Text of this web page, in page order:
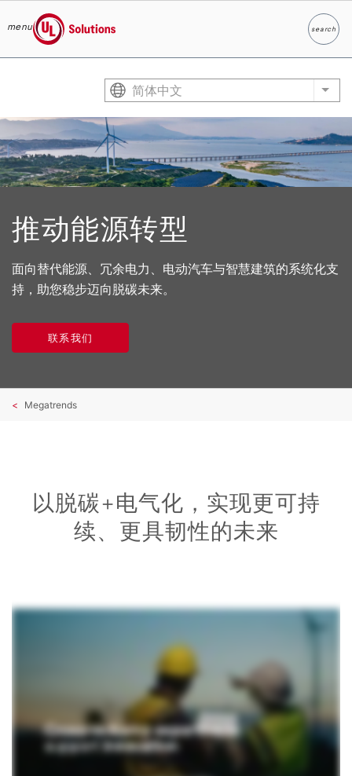
menu
UL Solutions
searchSearch
简体中文 List
推动能源转型
面向替代能源、冗余电力、电动汽车与智慧建筑的系统化支
持，助您稳步迈向脱碳未来。
联系我们
Megatrends
以脱碳+电气化，实现更可持
续、更具韧性的未来